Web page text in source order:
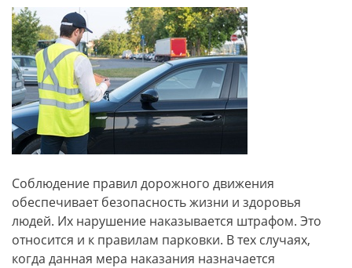
Соблюдение правил дорожного движения
обеспечивает безопасность жизни и здоровья
людей. Их нарушение наказывается штрафом. Это
относится и к правилам парковки. В тех случаях,
когда данная мера наказания назначается